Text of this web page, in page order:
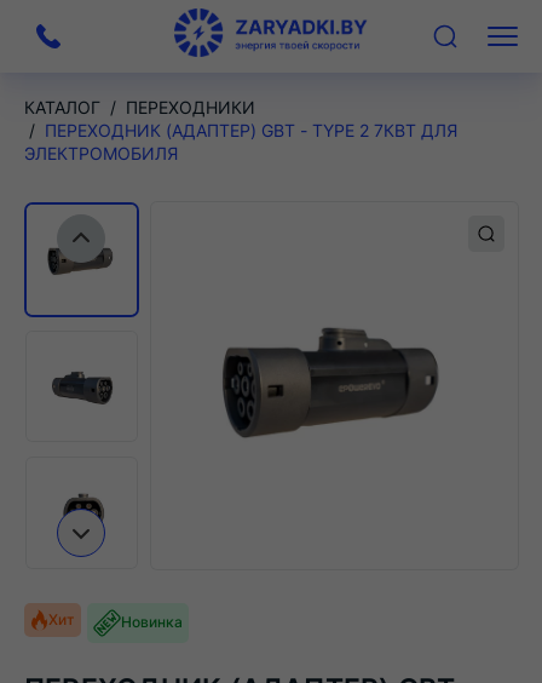
На
главную
Меню
КАТАЛОГ
ПЕРЕХОДНИКИ
ПЕРЕХОДНИК (АДАПТЕР) GBT - TYPE 2 7КВТ ДЛЯ
ЭЛЕКТРОМОБИЛЯ
Хит Новинка
Предыдущий слайд
Следующий слайд